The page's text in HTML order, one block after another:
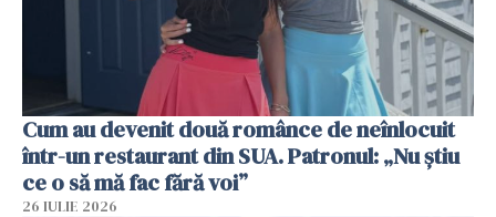
Cum au devenit două românce de neînlocuit
într-un restaurant din SUA. Patronul: „Nu știu
ce o să mă fac fără voi”
26 IULIE 2026